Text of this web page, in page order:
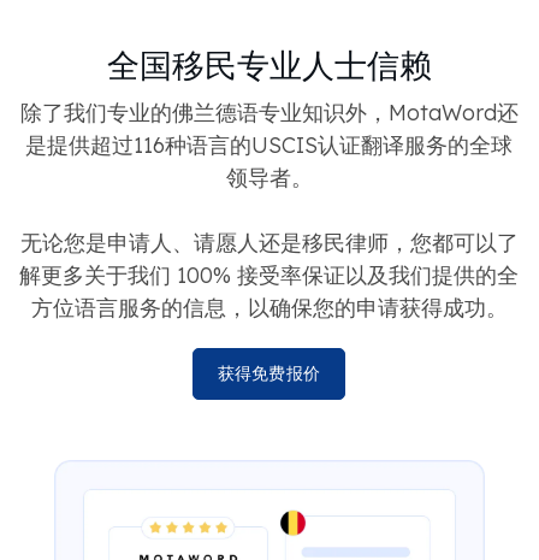
全国移民专业人士信赖
除了我们专业的佛兰德语专业知识外，MotaWord还
是提供超过116种语言的USCIS认证翻译服务的全球
领导者。
无论您是申请人、请愿人还是移民律师，您都可以了
解更多关于我们 100% 接受率保证以及我们提供的全
方位语言服务的信息，以确保您的申请获得成功。
获得免费报价